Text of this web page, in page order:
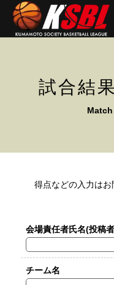
試合結
得点などの入力はお
会場責任者氏名(投稿
チーム名